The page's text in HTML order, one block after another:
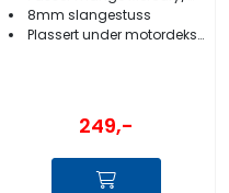
8mm slangestuss
Plassert under motordeksel
249,-